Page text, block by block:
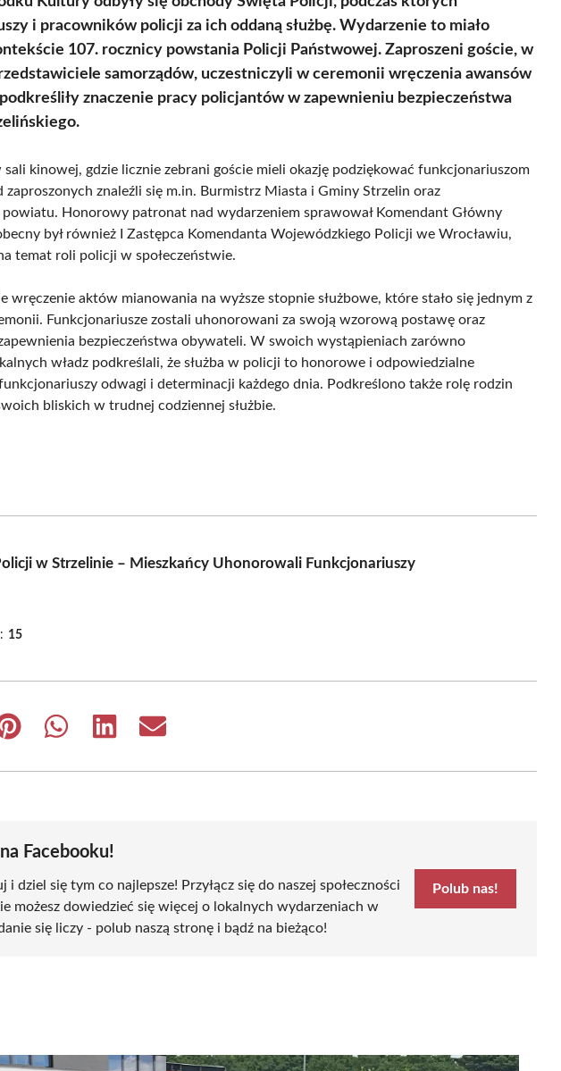
i pracowników policji za ich oddaną służbę. Wydarzenie to miało
107. rocznicy powstania Policji Państwowej. Zaproszeni goście, w
samorządów, uczestniczyli w ceremonii wręczenia awansów
znaczenie pracy policjantów w zapewnieniu bezpieczeństwa
sali kinowej, gdzie licznie zebrani goście mieli okazję podziękować funkcjonariuszom
zaproszonych znaleźli się m.in. Burmistrz Miasta i Gminy Strzelin oraz
powiatu. Honorowy patronat nad wydarzeniem sprawował Komendant Główny
był również I Zastępca Komendanta Wojewódzkiego Policji we Wrocławiu,
temat roli policji w społeczeństwie.
wręczenie aktów mianowania na wyższe stopnie służbowe, które stało się jednym z
Funkcjonariusze zostali uhonorowani za swoją wzorową postawę oraz
bezpieczeństwa obywateli. W swoich wystąpieniach zarówno
władz podkreślali, że służba w policji to honorowe i odpowiedzialne
odwagi i determinacji każdego dnia. Podkreślono także rolę rodzin
bliskich w trudnej codziennej służbie.
w Strzelinie – Mieszkańcy Uhonorowali Funkcjonariuszy
15
Share
Share
Share
Share
Facebooku!
dziel się tym co najlepsze! Przyłącz się do naszej społeczności
możesz dowiedzieć się więcej o lokalnych wydarzeniach w
się liczy - polub naszą stronę i bądź na bieżąco!
Polub nas!